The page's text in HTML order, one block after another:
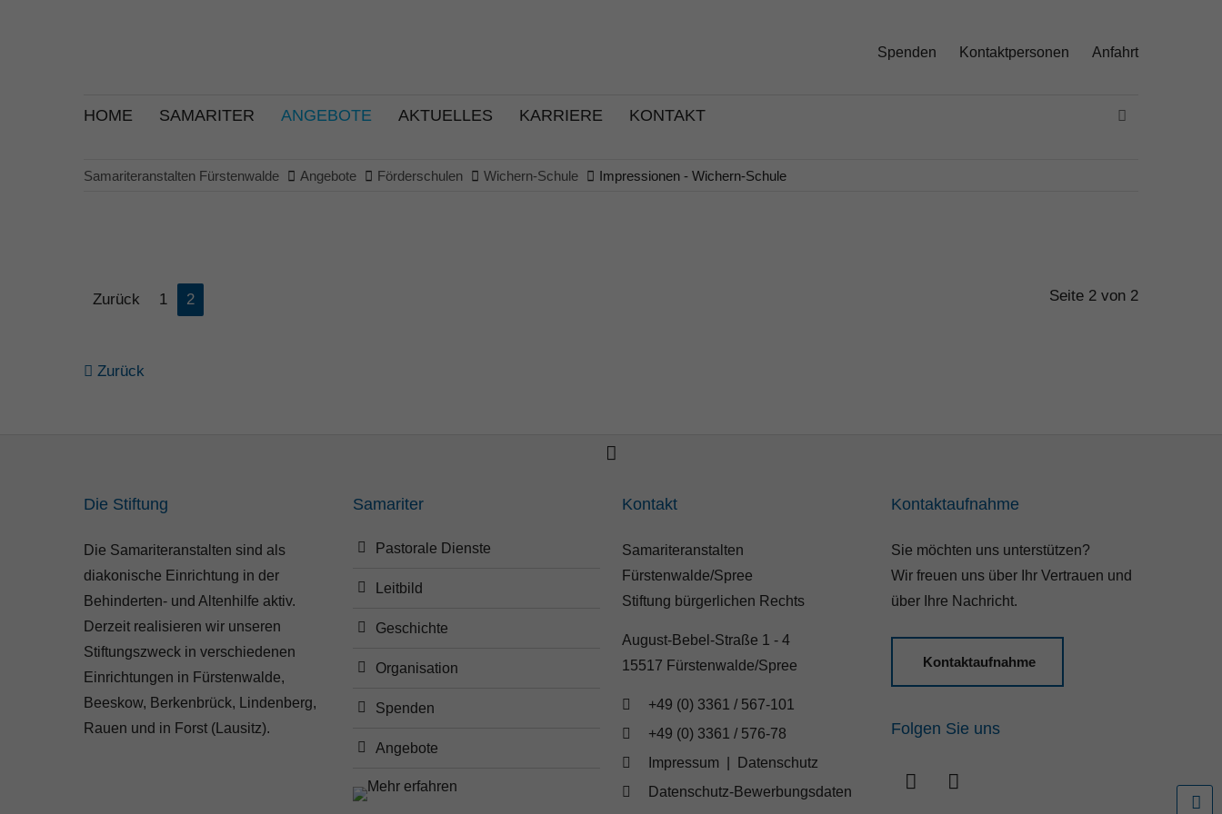
HOME SAMARITER ANGEBOTE AKTUELLES KARRIERE KONTAKT
Spenden Kontaktpersonen Anfahrt
Samariteranstalten Fürstenwalde Angebote Förderschulen Wichern-Schule Impressionen - Wichern-Schule
Seite 2 von 2
Zurück 1 2
Zurück
Die Stiftung
Die Samariteranstalten sind als
diakonische Einrichtung in der
Behinderten- und Altenhilfe aktiv.
Derzeit realisieren wir unseren
Stiftungszweck in verschiedenen
Einrichtungen in Fürstenwalde,
Beeskow, Berkenbrück, Lindenberg,
Rauen und in Forst (Lausitz).
Samariter
Pastorale Dienste
Leitbild
Geschichte
Organisation
Spenden
Angebote
Kontakt
Samariteranstalten
Fürstenwalde/Spree
Stiftung bürgerlichen Rechts
August-Bebel-Straße 1 - 4
15517 Fürstenwalde/Spree
+49 (0) 3361 / 567-101
+49 (0) 3361 / 576-78
Impressum|
Datenschutz
Datenschutz-Bewerbungsdaten
Kontaktaufnahme
Sie möchten uns unterstützen?
Wir freuen uns über Ihr Vertrauen und
über Ihre Nachricht.
Kontaktaufnahme
Folgen Sie uns